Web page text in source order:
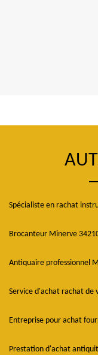
Spécialiste en rachat
Brocanteur Minerve
Antiquaire professionnel
Service d'achat rachat de
Entreprise pour achat
Prestation d'achat